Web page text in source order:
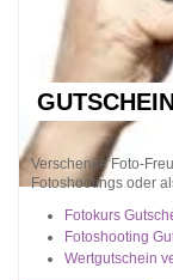
Verschenke Foto-
Fotoshootings oder
Fotokurs
Fotoshooting
Wertgutschein